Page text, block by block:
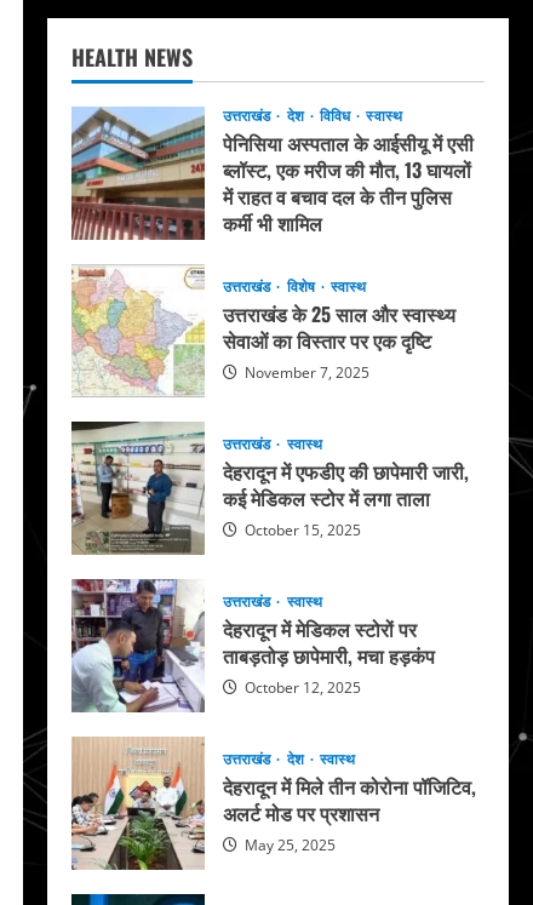
HEALTH NEWS
उत्तराखंड देश विविध स्वास्थ
पेनिसिया अस्पताल के आईसीयू में एसी
ब्लॉस्ट, एक मरीज की मौत, 13 घायलों
में राहत व बचाव दल के तीन पुलिस
कर्मी भी शामिल
उत्तराखंड
विशेष स्वास्थ
उत्तराखंड के 25 साल और स्वास्थ्य
सेवाओं का विस्तार पर एक दृष्टि
November 7, 2025
उत्तराखंड स्वास्थ
देहरादून में एफडीए की छापेमारी जारी,
कई मेडिकल स्टोर में लगा ताला
October 15, 2025
उत्तराखंड स्वास्थ
देहरादून में मेडिकल स्टोरों पर
ताबड़तोड़ छापेमारी, मचा हड़कंप
October 12, 2025
उत्तराखंड देश स्वास्थ
देहरादून में मिले तीन कोरोना पॉजिटिव,
अलर्ट मोड पर प्रशासन
May 25, 2025